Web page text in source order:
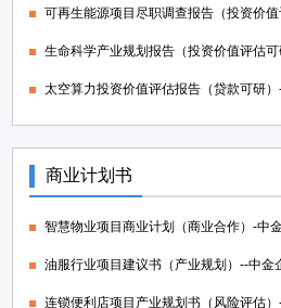
商业计划书
连锁便利店项目产业规划书（风险评估）